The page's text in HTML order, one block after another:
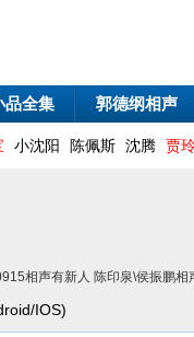
品全集 郭德纲相声
小沈阳 陈佩斯 沈腾 贾
相声有新人 陈印泉\侯振鹏相
IOS)